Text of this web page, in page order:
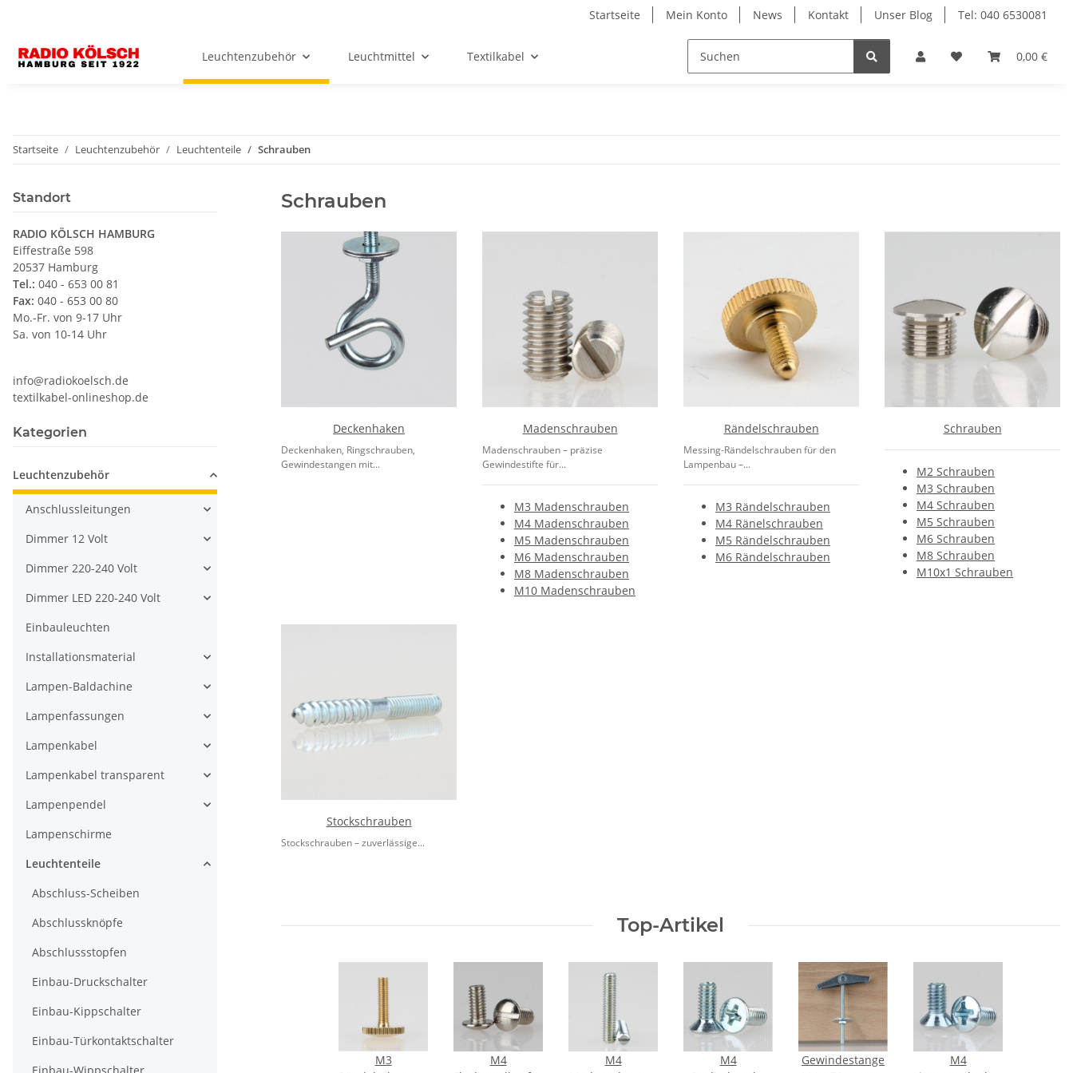
Startseite Mein Konto News Kontakt Unser Blog Tel: 040 6530081
0,00 €
Leuchtenzubehör Leuchtmittel Textilkabel
Startseite Leuchtenzubehör Leuchtenteile Schrauben
Schrauben
Deckenhaken
Deckenhaken, Ringschrauben,
Gewindestangen mit...
Madenschrauben
Madenschrauben – präzise
Gewindestifte für...
M3 Madenschrauben
M4 Madenschrauben
M5 Madenschrauben
M6 Madenschrauben
M8 Madenschrauben
M10 Madenschrauben
Rändelschrauben
Messing-Rändelschrauben für den
Lampenbau –...
M3 Rändelschrauben
M4 Ränelschrauben
M5 Rändelschrauben
M6 Rändelschrauben
Schrauben
M2 Schrauben
M3 Schrauben
M4 Schrauben
M5 Schrauben
M6 Schrauben
M8 Schrauben
M10x1 Schrauben
Stockschrauben
Stockschrauben – zuverlässige...
Top-Artikel
M3
M4
M4
M4
Gewindestange
M4
Standort
RADIO KÖLSCH HAMBURG
Eiffestraße 598
20537 Hamburg
Tel.: 040 - 653 00 81
Fax: 040 - 653 00 80
Mo.-Fr. von 9-17 Uhr
Sa. von 10-14 Uhr
info@radiokoelsch.de
textilkabel-onlineshop.de
Kategorien
Leuchtenzubehör
Anschlussleitungen
Dimmer 12 Volt
Dimmer 220-240 Volt
Dimmer LED 220-240 Volt
Einbauleuchten
Installationsmaterial
Lampen-Baldachine
Lampenfassungen
Lampenkabel
Lampenkabel transparent
Lampenpendel
Lampenschirme
Leuchtenteile
Abschluss-Scheiben
Abschlussknöpfe
Abschlussstopfen
Einbau-Druckschalter
Einbau-Kippschalter
Einbau-Türkontaktschalter